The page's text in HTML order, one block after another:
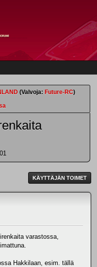
(Valvoja: Future-RC)
KÄYTTÄJÄN TOIMET
varastossa,
Hakkilaan, esim. tällä